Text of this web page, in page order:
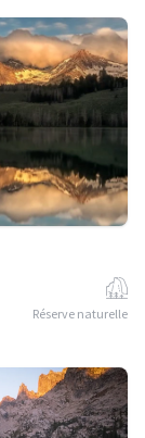
Réserve naturelle